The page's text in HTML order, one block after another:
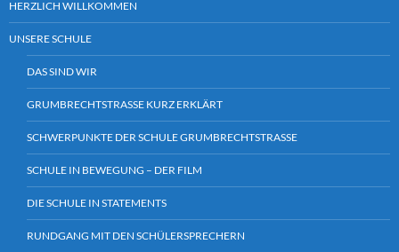
HERZLICH WILLKOMMEN
UNSERE SCHULE
DAS SIND WIR
GRUMBRECHTSTRASSE KURZ ERKLÄRT
SCHWERPUNKTE DER SCHULE GRUMBRECHTSTRASSE
SCHULE IN BEWEGUNG – DER FILM
DIE SCHULE IN STATEMENTS
RUNDGANG MIT DEN SCHÜLERSPRECHERN